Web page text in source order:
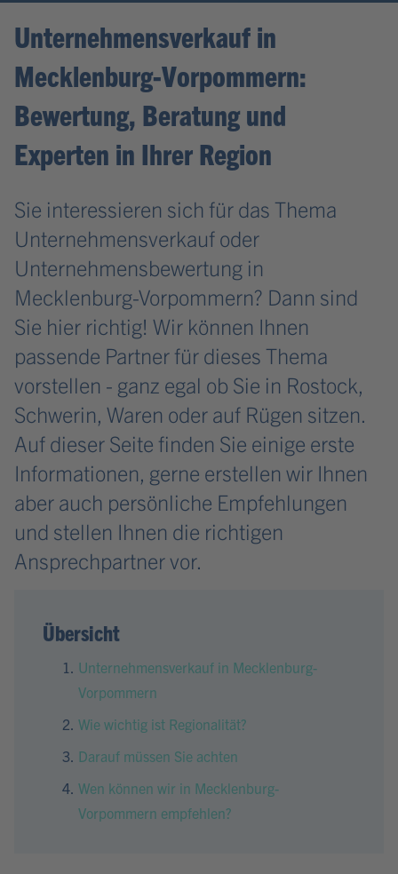
Unternehmensverkauf in
Mecklenburg-Vorpommern:
Bewertung, Beratung und
Experten in Ihrer Region
Sie interessieren sich für das Thema
Unternehmensverkauf oder
Unternehmensbewertung in
Mecklenburg-Vorpommern? Dann sind
Sie hier richtig! Wir können Ihnen
passende Partner für dieses Thema
vorstellen - ganz egal ob Sie in Rostock,
Schwerin, Waren oder auf Rügen sitzen.
Auf dieser Seite finden Sie einige erste
Informationen, gerne erstellen wir Ihnen
aber auch persönliche Empfehlungen
und stellen Ihnen die richtigen
Ansprechpartner vor.
Übersicht
Unternehmensverkauf in Mecklenburg-
Vorpommern
Wie wichtig ist Regionalität?
Darauf müssen Sie achten
Wen können wir in Mecklenburg-
Vorpommern empfehlen?